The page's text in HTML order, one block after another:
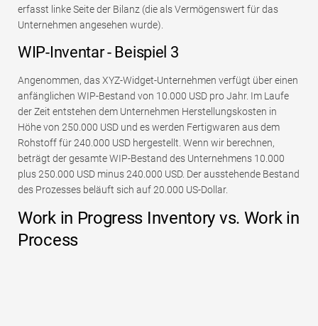
erfasst linke Seite der Bilanz (die als Vermögenswert für das
Unternehmen angesehen wurde).
WIP-Inventar - Beispiel 3
Angenommen, das XYZ-Widget-Unternehmen verfügt über einen
anfänglichen WIP-Bestand von 10.000 USD pro Jahr. Im Laufe
der Zeit entstehen dem Unternehmen Herstellungskosten in
Höhe von 250.000 USD und es werden Fertigwaren aus dem
Rohstoff für 240.000 USD hergestellt. Wenn wir berechnen,
beträgt der gesamte WIP-Bestand des Unternehmens 10.000
plus 250.000 USD minus 240.000 USD. Der ausstehende Bestand
des Prozesses beläuft sich auf 20.000 US-Dollar.
Work in Progress Inventory vs. Work in
Process